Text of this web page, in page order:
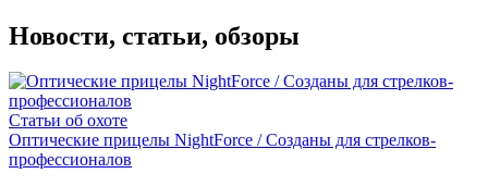
Новости, статьи, обзоры
Статьи об охоте
Оптические прицелы NightForce / Созданы для стрелков-
профессионалов